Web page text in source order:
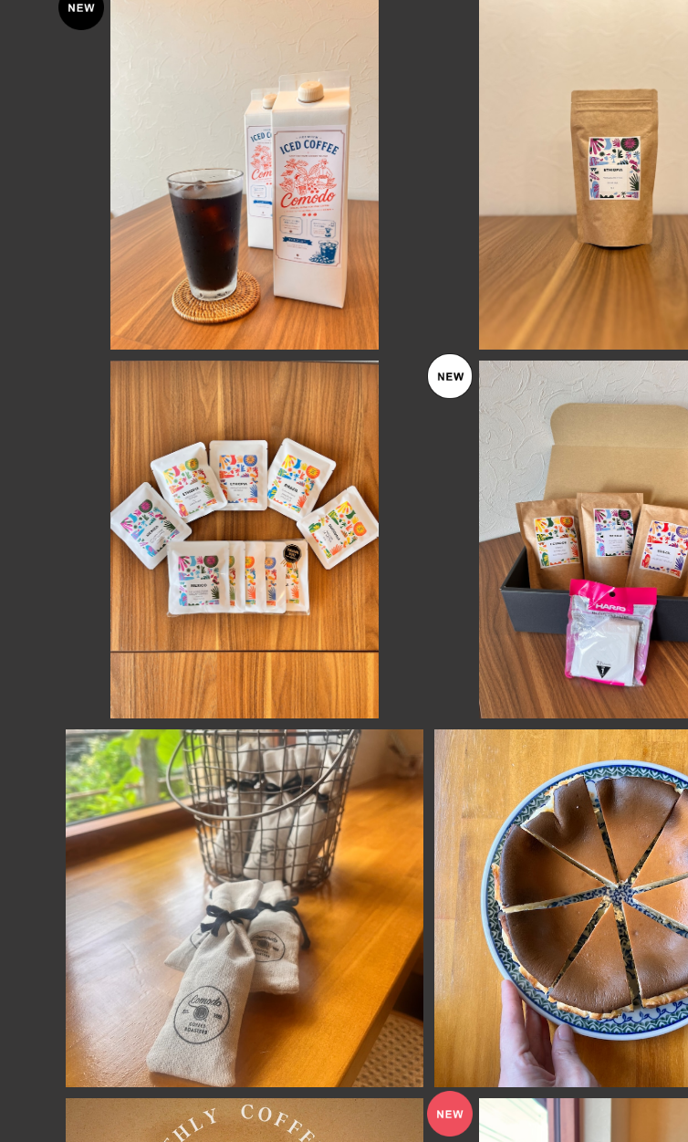
【リキッドコーヒーギフト】
¥2,700
エチオピア イルガチェフェ ベレカG1
¥1,000
【プレゼントにも！】ドリップバッグ５種セット
¥1,500
コーヒー（粉とドリップバッグ）
¥3,500
コーヒーの消臭袋 （2袋セット）
¥500
低糖質バスクチーズケーキ たっぷ
¥4,800